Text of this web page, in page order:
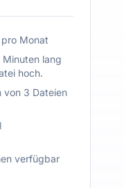
Monat
lang
hoch.
von 3 Dateien
verfügbar